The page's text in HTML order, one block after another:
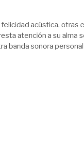
acústica, otras
atención a su alma
banda sonora